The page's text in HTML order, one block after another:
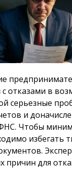
с отказами в
серьезные
и
Чтобы
избегать
причин для